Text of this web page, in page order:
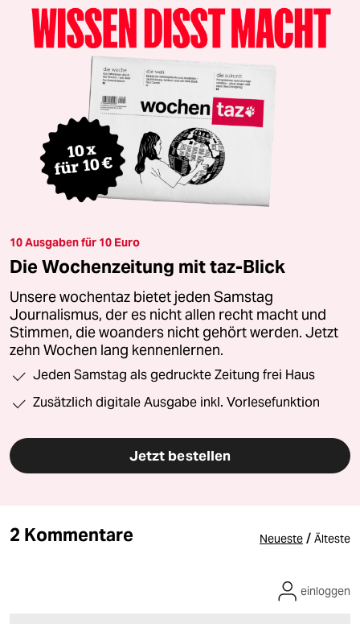
10 Ausgaben für 10 Euro
Die Wochenzeitung mit taz-Blick
Unsere wochentaz bietet jeden Samstag
Journalismus, der es nicht allen recht macht und
Stimmen, die woanders nicht gehört werden. Jetzt
zehn Wochen lang kennenlernen.
Jeden Samstag als gedruckte Zeitung frei Haus
Zusätzlich digitale Ausgabe inkl. Vorlesefunktion
Jetzt bestellen
2 Kommentare Neueste / Älteste
einloggen